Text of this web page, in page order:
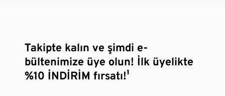
Takipte kalın ve şimdi e-
bültenimize üye olun! İlk üyelikte
%10 İNDİRİM fırsatı!¹